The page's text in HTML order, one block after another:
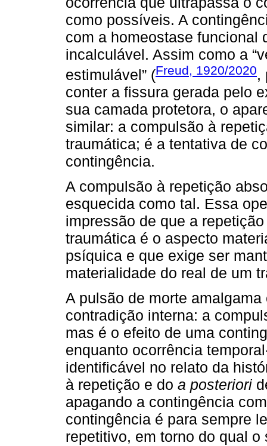
como possíveis. A
com a homeostase funcional
incalculável. Assim como a
estimulável” (Freud, 1920/2020,
conter a fissura gerada pelo
sua camada protetora, o
similar: a compulsão à
traumática; é a tentativa de
contingência.
A compulsão à repetição
esquecida como tal. Essa
impressão de que a
traumática é o aspecto
psíquica e que exige ser
materialidade do real de um
A pulsão de morte
contradição interna: a
mas é o efeito de uma
enquanto ocorrência
identificável no relato da
à repetição e do a posteriori
apagando a contingência
contingência é para sempre
repetitivo, em torno do qual o